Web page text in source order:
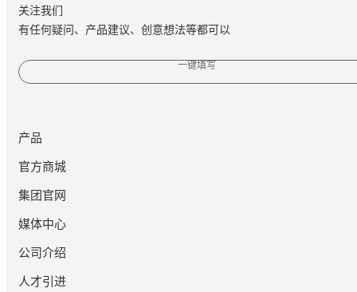
关注我们
有任何疑问、产品建议、创意想法等都可以
一键填写
产品
官方商城
集团官网
媒体中心
公司介绍
人才引进